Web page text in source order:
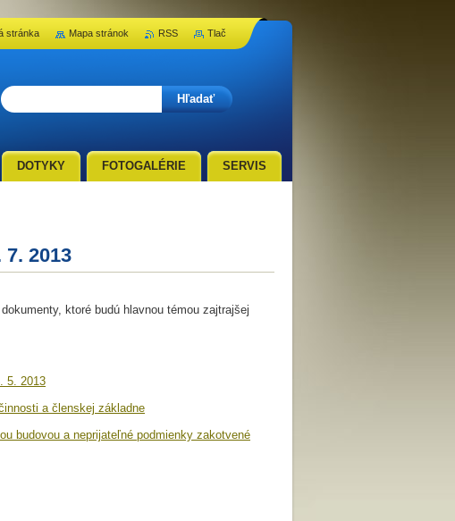
2013
ktoré budú hlavnou témou zajtrajšej
5. 2013
a členskej základne
budovou a neprijateľné podmienky zakotvené
DOTYKY FOTOGALÉRIE SERVIS
stránka Mapa stránok RSS Tlač